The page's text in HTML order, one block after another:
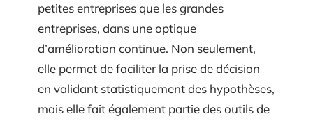
petites entreprises que les grandes
entreprises, dans une optique
d’amélioration continue. Non seulement,
elle permet de faciliter la prise de décision
en validant statistiquement des hypothèses,
mais elle fait également partie des outils de